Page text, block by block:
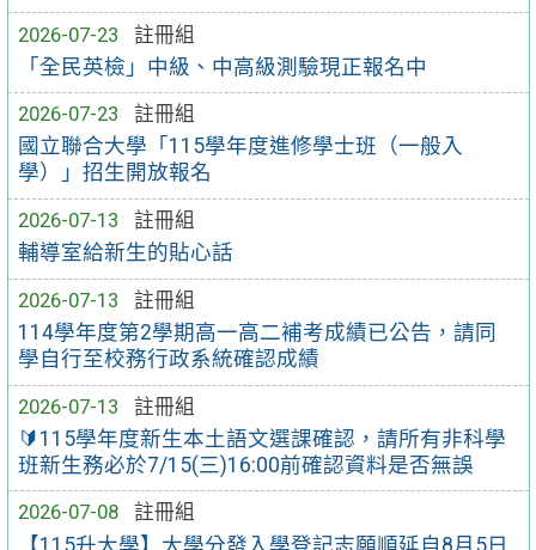
2026-07-23
註冊組
「全民英檢」中級、中高級測驗現正報名中
2026-07-23
註冊組
國立聯合大學「115學年度進修學士班（一般入
學）」招生開放報名
2026-07-13
註冊組
輔導室給新生的貼心話
2026-07-13
註冊組
114學年度第2學期高一高二補考成績已公告，請同
學自行至校務行政系統確認成績
2026-07-13
註冊組
🔰115學年度新生本土語文選課確認，請所有非科學
班新生務必於7/15(三)16:00前確認資料是否無誤
2026-07-08
註冊組
【115升大學】大學分發入學登記志願順延自8月5日